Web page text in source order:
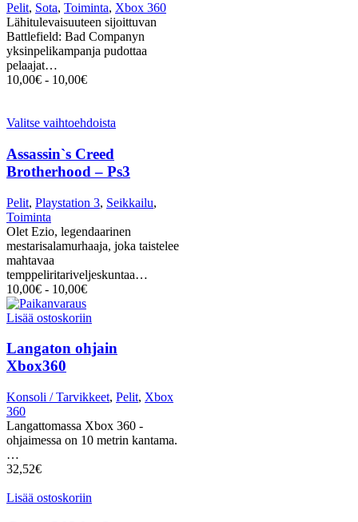
Pelit, Sota, Toiminta, Xbox 360
Lähitulevaisuuteen sijoittuvan
Battlefield: Bad Companyn
yksinpelikampanja pudottaa
pelaajat…
10,00€ - 10,00€
Valitse vaihtoehdoista
Assassin`s Creed
Brotherhood – Ps3
Pelit, Playstation 3, Seikkailu,
Toiminta
Olet Ezio, legendaarinen
mestarisalamurhaaja, joka taistelee
mahtavaa
temppeliritariveljeskuntaa…
10,00€ - 10,00€
Lisää ostoskoriin
Langaton ohjain
Xbox360
Konsoli / Tarvikkeet, Pelit, Xbox
360
Langattomassa Xbox 360 -
ohjaimessa on 10 metrin kantama.
…
32,52€
Lisää ostoskoriin